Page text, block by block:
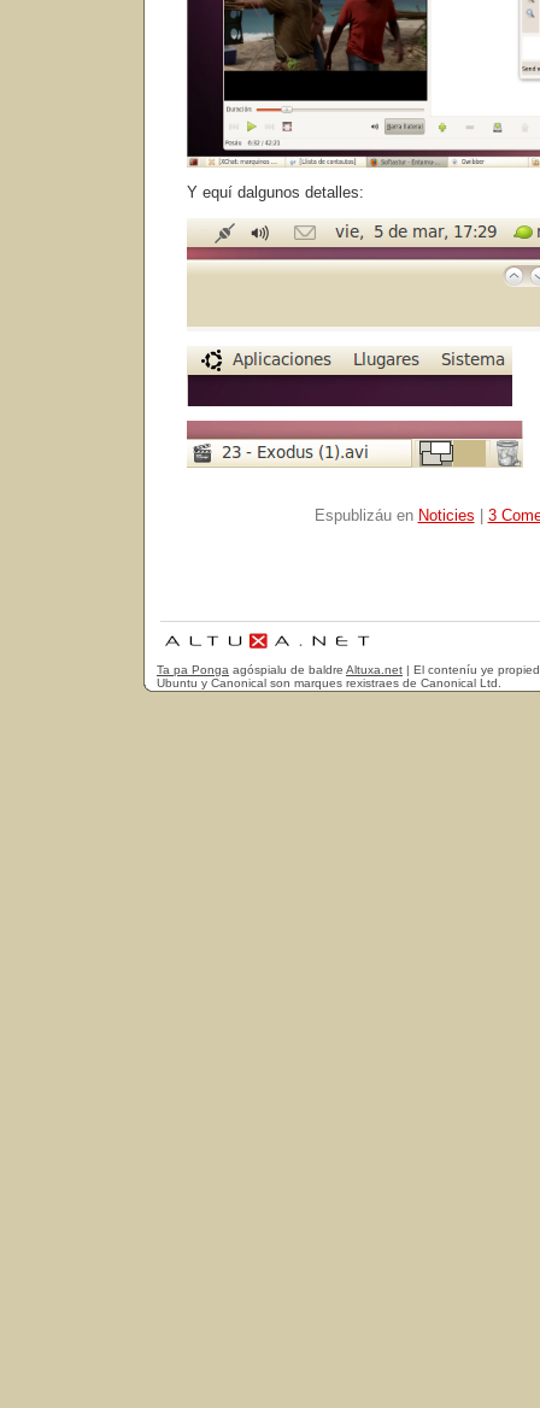
Y equí dalgunos detalles:
Espublizáu en Noticies 3
Ta pa Ponga agóspialu de baldre Altuxa.net | El conteníu ye
Ubuntu y Canonical son marques rexistraes de Canonical Ltd.